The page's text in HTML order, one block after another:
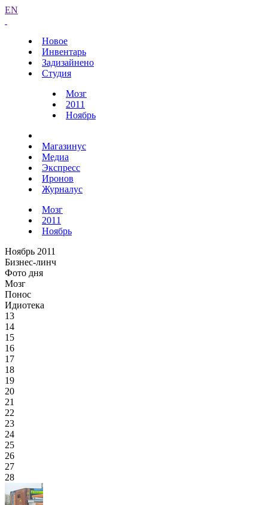
EN
Новое
Инвентарь
Задизайнено
Студия
Мозг
2011
Ноябрь
Магазинус
Медиа
Экспресс
Иронов
Журналус
Мозг
2011
Ноябрь
Ноябрь 2011
Бизнес-линч
Фото дня
Мозг
Понос
Идиотека
13
14
15
16
17
18
19
20
21
22
23
24
25
26
27
28